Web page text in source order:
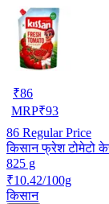
₹86
MRP₹93
86 Regular Price
किसान फ्रेश टोमेटो
825 g
₹10.42/100g
किसान